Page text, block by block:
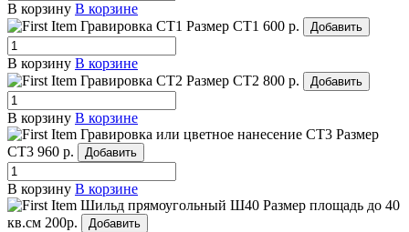
В корзину В корзине
Гравировка СТ1 Размер СТ1 600 р. Добавить
В корзину В корзине
Гравировка СТ2 Размер СТ2 800 р. Добавить
В корзину В корзине
Гравировка или цветное нанесение СТ3 Размер
СТ3 960 р. Добавить
В корзину В корзине
Шильд прямоугольный Ш40 Размер площадь до 40
кв.см 200р. Добавить